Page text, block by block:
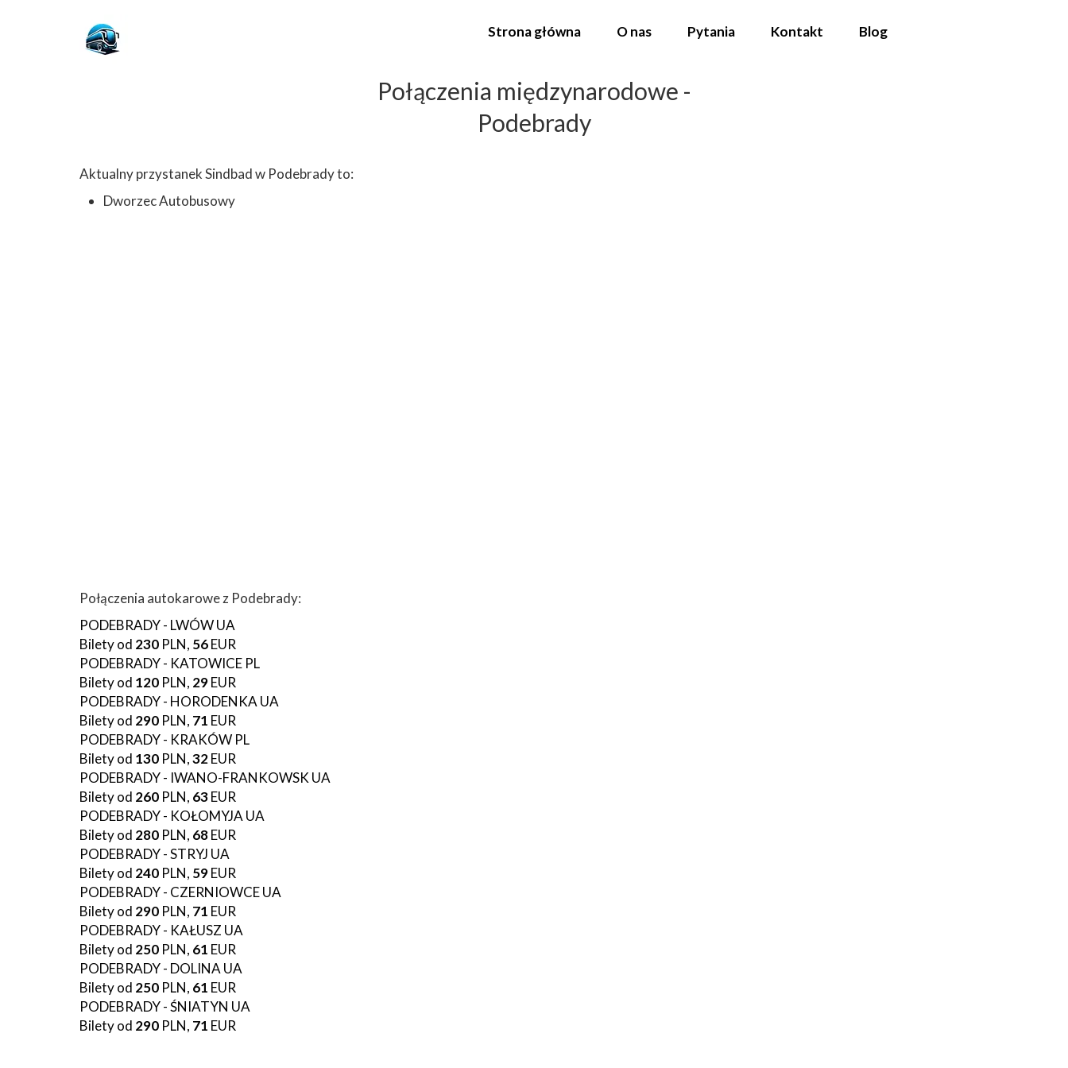
Aktualny przystanek Sindbad w Podebrady to:
Dworzec Autobusowy
Połączenia autokarowe z Podebrady:
PODEBRADY - LWÓW UA
Bilety od 230 PLN, 56EUR
PODEBRADY - KATOWICE PL
Bilety od 120 PLN, 29EUR
PODEBRADY - HORODENKA UA
Bilety od 290 PLN, 71 EUR
PODEBRADY - KRAKÓW PL
Bilety od 130 PLN,32EUR
PODEBRADY - IWANO-FRANKOWSK UA
Bilety od 260 PLN, 63EUR
PODEBRADY - KOŁOMYJA UA
Bilety od 280 PLN, 68EUR
PODEBRADY - STRYJ UA
Bilety od 240 PLN, 59EUR
PODEBRADY - CZERNIOWCE UA
Bilety od 290 PLN, 71 EUR
PODEBRADY - KAŁUSZ UA
Bilety od 250 PLN, 61 EUR
PODEBRADY - DOLINA UA
Bilety od 250 PLN, 61 EUR
PODEBRADY - ŚNIATYN UA
Bilety od 290 PLN, 71 EUR
Połączenia międzynarodowe -
Podebrady
Strona główna O nas Pytania Kontakt Blog